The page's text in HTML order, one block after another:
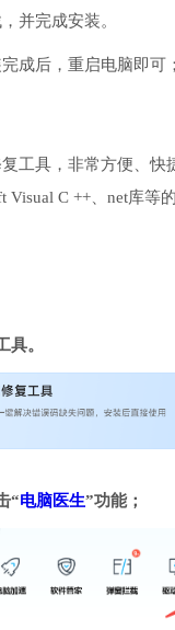
并完成安装。
成后，重启电脑即可；
工具，非常方便、快
Visual C ++、net库等
具。
“电脑医生”功能；